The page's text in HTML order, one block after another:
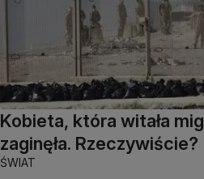
Kobieta, która witała
zaginęła. Rzeczywiście?
ŚWIAT